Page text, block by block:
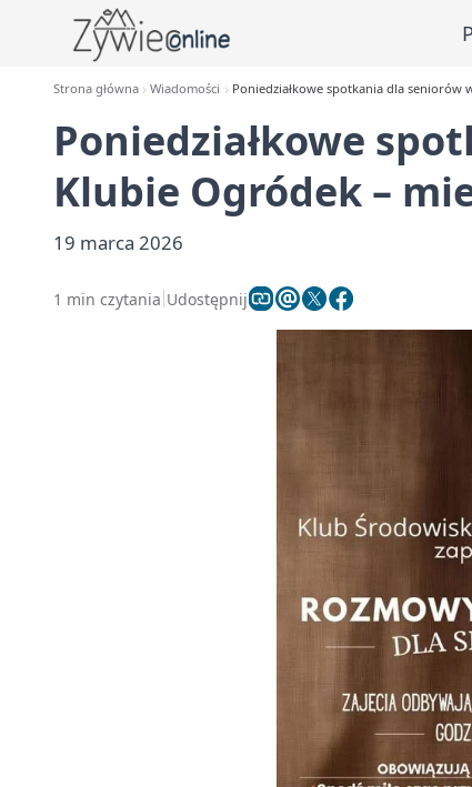
Strona główna Wiadomości Poniedziałkowe spotkania dla seniorów
Poniedziałkowe
Klubie Ogródek –
19 marca 2026
1 min czytania Udostępnij